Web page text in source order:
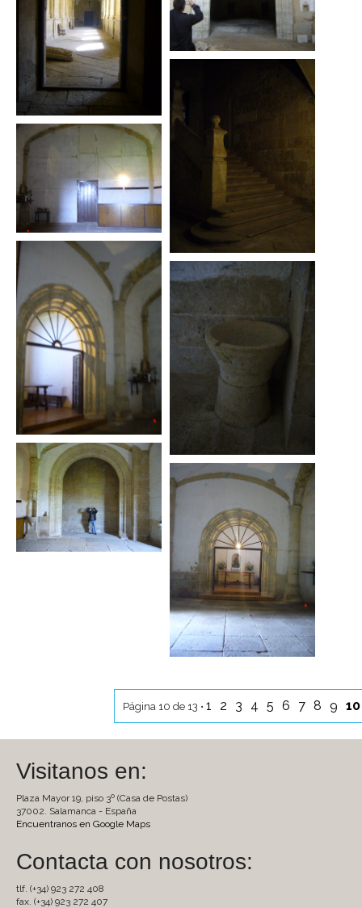
Página 10 de 13 • 1 2 3 4 5 6 7 8 9
Visitanos en:
Plaza Mayor 19, piso 3º (Casa de Postas)
37002. Salamanca - España
Encuentranos en Google Maps
Contacta con nosotros:
tlf. (+34) 923 272 408
fax. (+34) 923 272 407